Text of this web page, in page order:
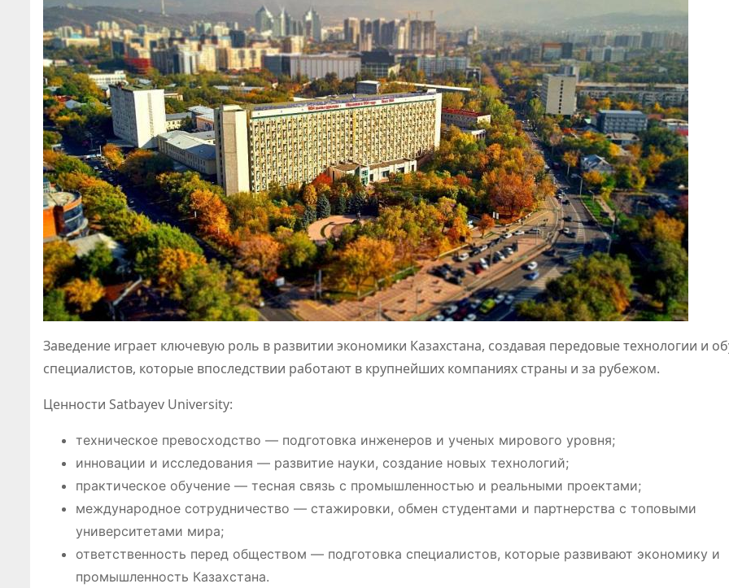
Заведение играет ключевую роль в развитии экономики Казахстана, создавая передовые технологии и
специалистов, которые впоследствии работают в крупнейших компаниях страны и за рубежом.
Ценности Satbayev University:
техническое превосходство — подготовка инженеров и ученых мирового уровня;
инновации и исследования — развитие науки, создание новых технологий;
практическое обучение — тесная связь с промышленностью и реальными проектами;
международное сотрудничество — стажировки, обмен студентами и партнерства с топовыми
университетами мира;
ответственность перед обществом — подготовка специалистов, которые развивают экономику и
промышленность Казахстана.